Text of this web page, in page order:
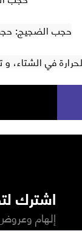
حجب الضجيج: حجب 40 % من الضجيج
في
اشترك
إلهام